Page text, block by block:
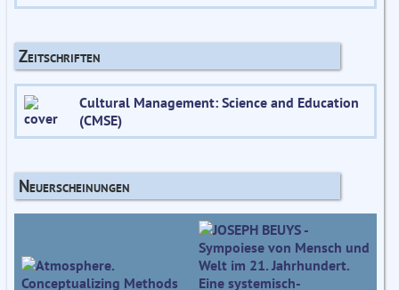
Zeitschriften
Cultural Management: Science and Education
(CMSE)
Neuerscheinungen